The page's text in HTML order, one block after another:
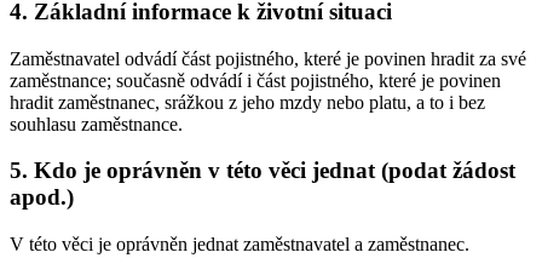
4. Základní informace k životní situaci
Zaměstnavatel odvádí část pojistného, které je povinen hradit za své
zaměstnance; současně odvádí i část pojistného, které je povinen
hradit zaměstnanec, srážkou z jeho mzdy nebo platu, a to i bez
souhlasu zaměstnance.
5. Kdo je oprávněn v této věci jednat (podat žádost
apod.)
V této věci je oprávněn jednat zaměstnavatel a zaměstnanec.